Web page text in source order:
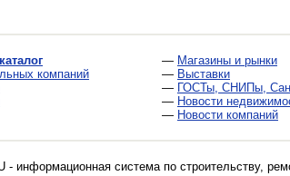
компаний
— Магазины и рынки
— Выставки
— ГОСТы, СНИПы,
— Новости
— Новости компаний
- информационная система по строительству,